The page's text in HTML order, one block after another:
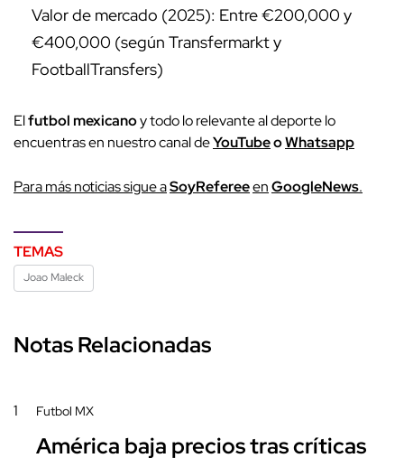
Valor de mercado (2025): Entre €200,000 y
€400,000 (según Transfermarkt y
FootballTransfers)
Elfutbol mexicanoy todo lo relevante al deporte lo
encuentras en nuestro canal deYouTubeoWhatsapp
Para más noticias sigue aSoyRefereeenGoogleNews.
TEMAS
Joao Maleck
Notas Relacionadas
1 Futbol MX
América baja precios tras críticas